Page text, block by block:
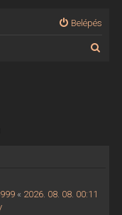
Belépés
« 2026. 08. 08. 00:11